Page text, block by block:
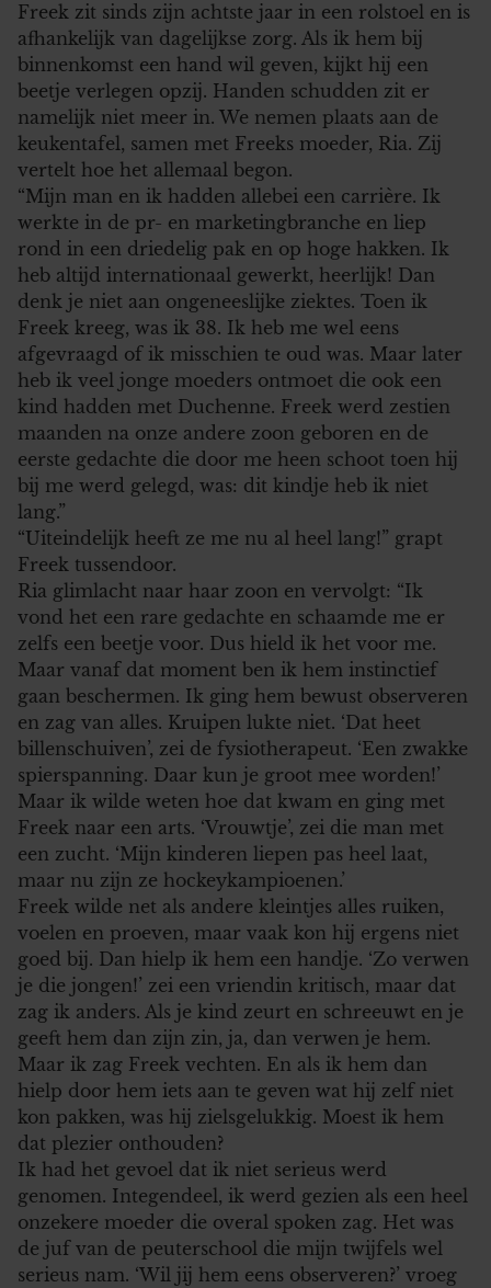
Freek zit sinds zijn achtste jaar in een rolstoel en is
afhankelijk van dagelijkse zorg. Als ik hem bij
binnenkomst een hand wil geven, kijkt hij een
beetje verlegen opzij. Handen schudden zit er
namelijk niet meer in. We nemen plaats aan de
keukentafel, samen met Freeks moeder, Ria. Zij
vertelt hoe het allemaal begon.
“Mijn man en ik hadden allebei een carrière. Ik
werkte in de pr- en marketingbranche en liep
rond in een driedelig pak en op hoge hakken. Ik
heb altijd internationaal gewerkt, heerlijk! Dan
denk je niet aan ongeneeslijke ziektes. Toen ik
Freek kreeg, was ik 38. Ik heb me wel eens
afgevraagd of ik misschien te oud was. Maar later
heb ik veel jonge moeders ontmoet die ook een
kind hadden met Duchenne. Freek werd zestien
maanden na onze andere zoon geboren en de
eerste gedachte die door me heen schoot toen hij
bij me werd gelegd, was: dit kindje heb ik niet
lang.”
“Uiteindelijk heeft ze me nu al heel lang!” grapt
Freek tussendoor.
Ria glimlacht naar haar zoon en vervolgt: “Ik
vond het een rare gedachte en schaamde me er
zelfs een beetje voor. Dus hield ik het voor me.
Maar vanaf dat moment ben ik hem instinctief
gaan beschermen. Ik ging hem bewust observeren
en zag van alles. Kruipen lukte niet. ‘Dat heet
billenschuiven’, zei de fysiotherapeut. ‘Een zwakke
spierspanning. Daar kun je groot mee worden!’
Maar ik wilde weten hoe dat kwam en ging met
Freek naar een arts. ‘Vrouwtje’, zei die man met
een zucht. ‘Mijn kinderen liepen pas heel laat,
maar nu zijn ze hockeykampioenen.’
Freek wilde net als andere kleintjes alles ruiken,
voelen en proeven, maar vaak kon hij ergens niet
goed bij. Dan hielp ik hem een handje. ‘Zo verwen
je die jongen!’ zei een vriendin kritisch, maar dat
zag ik anders. Als je kind zeurt en schreeuwt en je
geeft hem dan zijn zin, ja, dan verwen je hem.
Maar ik zag Freek vechten. En als ik hem dan
hielp door hem iets aan te geven wat hij zelf niet
kon pakken, was hij zielsgelukkig. Moest ik hem
dat plezier onthouden?
Ik had het gevoel dat ik niet serieus werd
genomen. Integendeel, ik werd gezien als een heel
onzekere moeder die overal spoken zag. Het was
de juf van de peuterschool die mijn twijfels wel
serieus nam. ‘Wil jij hem eens observeren?’ vroeg